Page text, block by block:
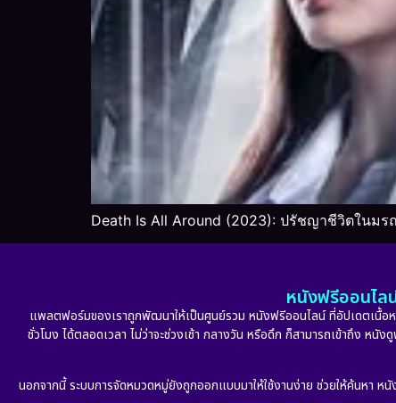
Death Is All Around (2023): ปรัชญาชีวิตในมร
หนังฟรีออนไล
แพลตฟอร์มของเราถูกพัฒนาให้เป็นศูนย์รวม หนังฟรีออนไลน์ ที่อัปเดตเนื้อ
ชั่วโมง ได้ตลอดเวลา ไม่ว่าจะช่วงเช้า กลางวัน หรือดึก ก็สามารถเข้าถึง ห
นอกจากนี้ ระบบการจัดหมวดหมู่ยังถูกออกแบบมาให้ใช้งานง่าย ช่วยให้ค้นหา